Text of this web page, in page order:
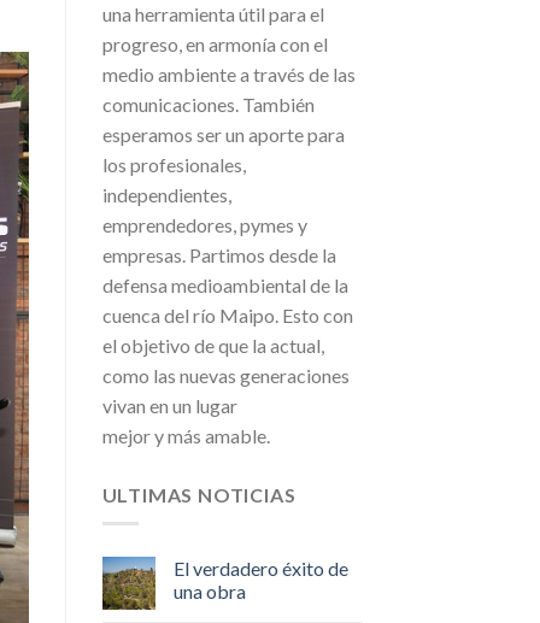
una herramienta útil para el
progreso, en armonía con el
medio ambiente a través de las
comunicaciones. También
esperamos ser un aporte para
los profesionales,
independientes,
emprendedores, pymes y
empresas. Partimos desde la
defensa medioambiental de la
cuenca del río Maipo. Esto con
el objetivo de que la actual,
como las nuevas generaciones
vivan en un lugar
mejor y más amable.
ULTIMAS NOTICIAS
El verdadero éxito de
una obra